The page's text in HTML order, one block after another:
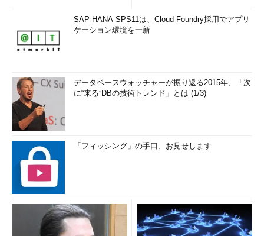
SAP HANA SPS11は、Cloud Foundry採用でアプリ
ケーション環境を一新
データベースウォッチャーが振り返る2015年、「次
に“来る”DBの技術トレンド」とは (1/3)
「フィッシング」の手口、お見せします